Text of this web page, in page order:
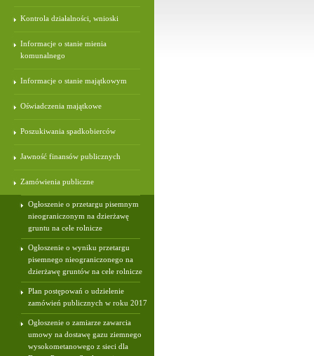
Kontrola działalności, wnioski
Informacje o stanie mienia
komunalnego
Informacje o stanie majątkowym
Oświadczenia majątkowe
Poszukiwania spadkobierców
Jawność finansów publicznych
Zamówienia publiczne
Ogłoszenie o przetargu pisemnym
nieograniczonym na dzierżawę
gruntu na cele rolnicze
Ogłoszenie o wyniku przetargu
pisemnego nieograniczonego na
dzierżawę gruntów na cele rolnicze
Plan postępowań o udzielenie
zamówień publicznych w roku 2017
Ogłoszenie o zamiarze zawarcia
umowy na dostawę gazu ziemnego
wysokometanowego z sieci dla